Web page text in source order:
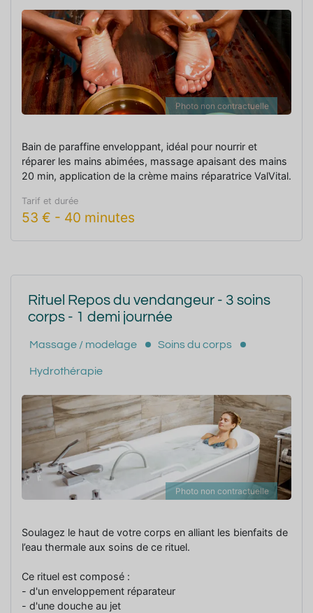
Photo non contractuelle
Bain de paraffine enveloppant, idéal pour nourrir et
réparer les mains abimées, massage apaisant des mains
20 min, application de la crème mains réparatrice ValVital.
Tarif et durée
53 € - 40 minutes
Rituel Repos du vendangeur - 3 soins
corps - 1 demi journée
Massage / modelage Soins du corps
Hydrothérapie
Photo non contractuelle
Soulagez le haut de votre corps en alliant les bienfaits de
l’eau thermale aux soins de ce rituel.
Ce rituel est composé :
- d'un enveloppement réparateur
- d'une douche au jet